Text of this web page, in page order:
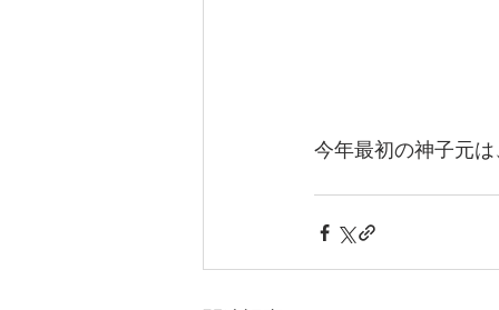
今年最初の神子元